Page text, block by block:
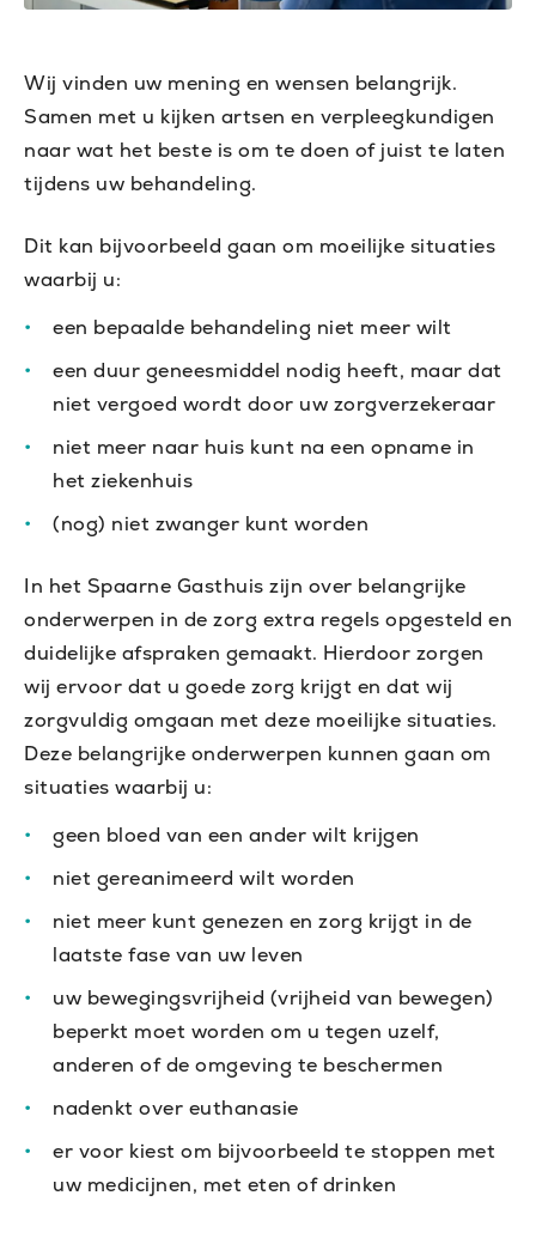
Wij vinden uw mening en wensen belangrijk.
Samen met u kijken artsen en verpleegkundigen
naar wat het beste is om te doen of juist te laten
tijdens uw behandeling.
Dit kan bijvoorbeeld gaan om moeilijke situaties
waarbij u:
een bepaalde behandeling niet meer wilt
een duur geneesmiddel nodig heeft, maar dat
niet vergoed wordt door uw zorgverzekeraar
niet meer naar huis kunt na een opname in
het ziekenhuis
(nog) niet zwanger kunt worden
In het Spaarne Gasthuis zijn over belangrijke
onderwerpen in de zorg extra regels opgesteld en
duidelijke afspraken gemaakt. Hierdoor zorgen
wij ervoor dat u goede zorg krijgt en dat wij
zorgvuldig omgaan met deze moeilijke situaties.
Deze belangrijke onderwerpen kunnen gaan om
situaties waarbij u:
geen bloed van een ander wilt krijgen
niet gereanimeerd wilt worden
niet meer kunt genezen en zorg krijgt in de
laatste fase van uw leven
uw bewegingsvrijheid (vrijheid van bewegen)
beperkt moet worden om u tegen uzelf,
anderen of de omgeving te beschermen
nadenkt over euthanasie
er voor kiest om bijvoorbeeld te stoppen met
uw medicijnen, met eten of drinken